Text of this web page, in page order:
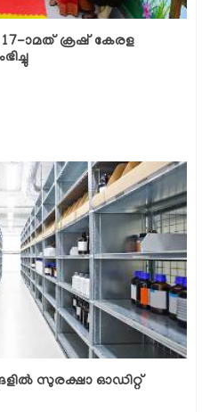
ാമത് ക്രഷ് കേരള
സുരക്ഷാ ഓഡിറ്റ്